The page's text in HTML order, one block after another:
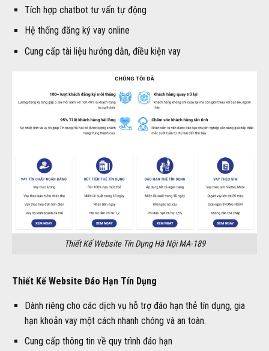
Tích hợp chatbot tư vấn tự động
Hệ thống đăng ký vay online
Cung cấp tài liệu hướng dẫn, điều kiện vay
Thiết Kế Website Tín Dụng Hà Nội MA-189
Thiết Kế Website Đáo Hạn Tín Dụng
Dành riêng cho các dịch vụ hỗ trợ đáo hạn thẻ tín dụng, gia
hạn khoản vay một cách nhanh chóng và an toàn.
Cung cấp thông tin về quy trình đáo hạn